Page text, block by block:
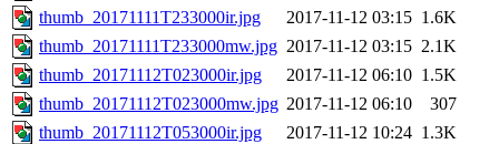
thumb_20171111T233000ir.jpg
2017-11-12 03:15 1.6K
thumb_20171111T233000mw.jpg 2017-11-12 03:15 2.1K
thumb_20171112T023000ir.jpg
2017-11-12 06:10 1.5K
thumb_20171112T023000mw.jpg 2017-11-12 06:10
307
thumb_20171112T053000ir.jpg
2017-11-12 10:24 1.3K